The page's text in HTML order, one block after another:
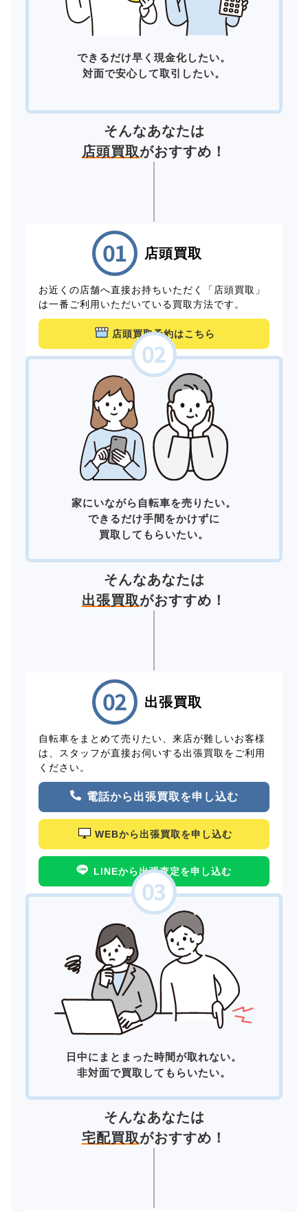
できるだけ早く現金化したい。
対面で安心して取引したい。
そんなあなたは
店頭買取がおすすめ！
店頭買取
お近くの店舗へ直接お持ちいただく「店頭買取」
は一番ご利用いただいている買取方法です。
店頭買取予約はこちら
家にいながら自転車を売りたい。
できるだけ手間をかけずに
買取してもらいたい。
そんなあなたは
出張買取がおすすめ！
出張買取
自転車をまとめて売りたい、来店が難しいお客様
は、スタッフが直接お伺いする出張買取をご利用
ください。
電話から出張買取を申し込む
WEBから出張買取を申し込む
LINEから出張査定を申し込む
日中にまとまった時間が取れない。
非対面で買取してもらいたい。
そんなあなたは
宅配買取がおすすめ！